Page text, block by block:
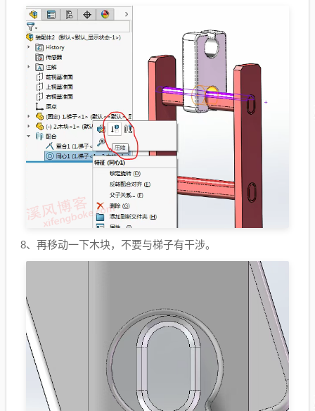
8、再移动一下木块，不要与梯子有干涉。